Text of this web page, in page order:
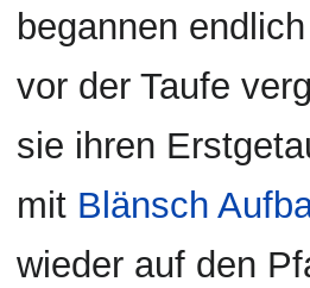
begannen
vor der Taufe
sie ihren
mit Blänsch
wieder auf den